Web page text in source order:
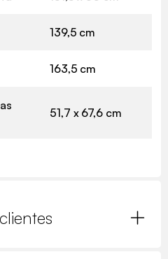
139,5 cm
163,5 cm
51,7 x 67,6 cm